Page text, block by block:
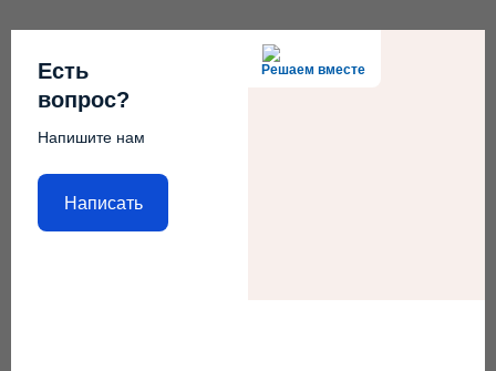
Решаем вместе
Есть
вопрос?
Напишите нам
Написать